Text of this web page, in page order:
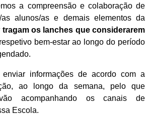
a compreensão e colaboração de
alunos/as e demais elementos da
tragam os lanches que considerarem
bem-estar ao longo do período
enviar informações de acordo com a
ao longo da semana, pelo que
acompanhando os canais de
Escola.